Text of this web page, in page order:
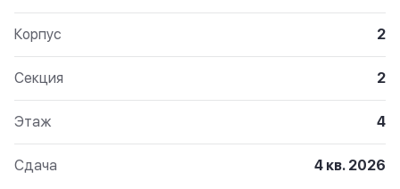
Корпус 2
Секция 2
Этаж 4
Сдача 4 кв. 2026